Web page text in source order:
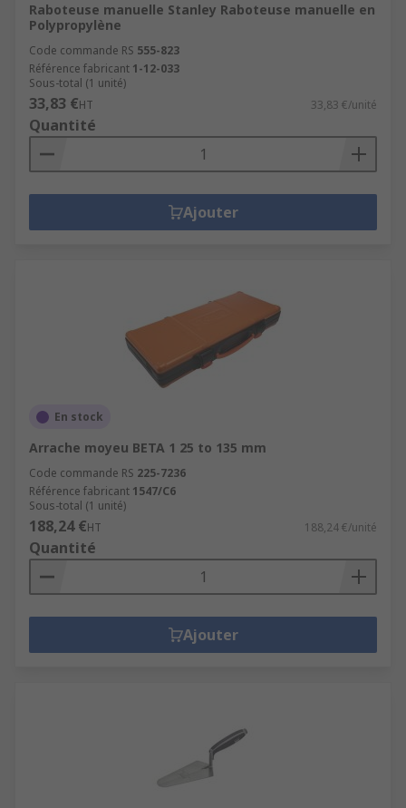
Raboteuse manuelle Stanley Raboteuse manuelle en
Polypropylène
Code commande RS 555-823
Référence fabricant 1-12-033
Sous-total (1 unité)
33,83 €HT 33,83 €/unité
Quantité
Ajouter
En stock
Arrache moyeu BETA 1 25 to 135 mm
Code commande RS 225-7236
Référence fabricant 1547/C6
Sous-total (1 unité)
188,24 €HT 188,24 €/unité
Quantité
Ajouter